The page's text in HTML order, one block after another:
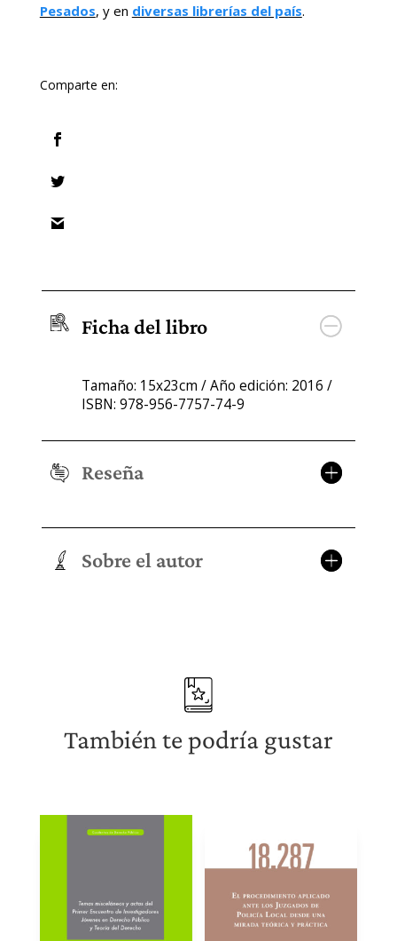
Pesados, y en diversas librerías del país.
Comparte en:
Ficha del libro
Tamaño: 15x23cm / Año edición: 2016 /
ISBN: 978-956-7757-74-9
Reseña
Sobre el autor
También te podría gustar